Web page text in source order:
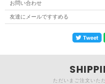
お問い合わせ
友達にメールですすめる